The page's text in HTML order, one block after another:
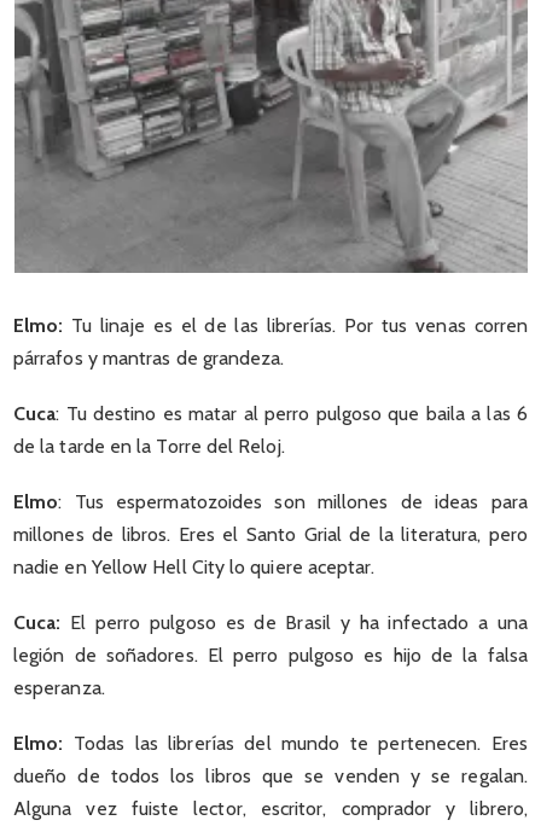
Elmo: Tu linaje es el de las librerías. Por tus venas corren
párrafos y mantras de grandeza.
Cuca: Tu destino es matar al perro pulgoso que baila a las 6
de la tarde en la Torre del Reloj.
Elmo: Tus espermatozoides son millones de ideas para
millones de libros. Eres el Santo Grial de la literatura, pero
nadie en Yellow Hell City lo quiere aceptar.
Cuca: El perro pulgoso es de Brasil y ha infectado a una
legión de soñadores. El perro pulgoso es hijo de la falsa
esperanza.
Elmo: Todas las librerías del mundo te pertenecen. Eres
dueño de todos los libros que se venden y se regalan.
Alguna vez fuiste lector, escritor, comprador y librero,